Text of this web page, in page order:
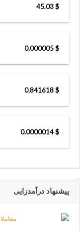
$ 45.03
$ 0.000005
$ 0.841618
$ 0.0000014
پیشنهاد درآمدزایی